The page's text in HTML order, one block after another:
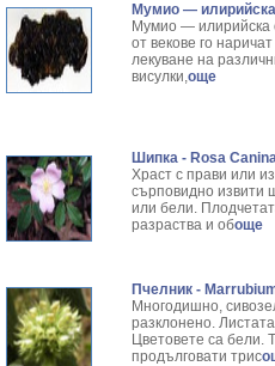
Мумио —
Мумио — илирийска
от векове го
лекуване на
висулки,още
Шипка - Rosa
Храст с прави или
сърповидно извити
или бели.
разраства и обоще
Пчелник -
Многодишно,
разклонено.
Цветовете са бели.
продълговати трис